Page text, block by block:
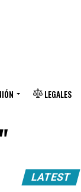
LEGALES
LATEST